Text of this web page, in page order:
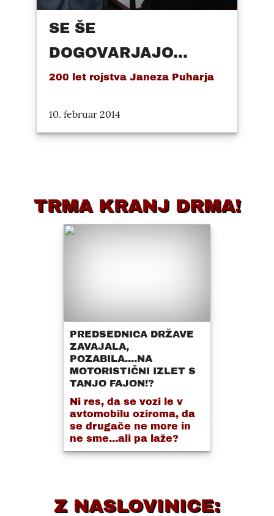
SE ŠE
DOGOVARJAJO...
200 let rojstva Janeza Puharja
10. februar 2014
TRMA KRANJ DRMA!
PREDSEDNICA DRŽAVE
ZAVAJALA,
POZABILA....NA
MOTORISTIČNI IZLET S
TANJO FAJON!?
Ni res, da se vozi le v
avtomobilu oziroma, da
se drugače ne more in
ne sme...ali pa laže?
Z NASLOVINICE: